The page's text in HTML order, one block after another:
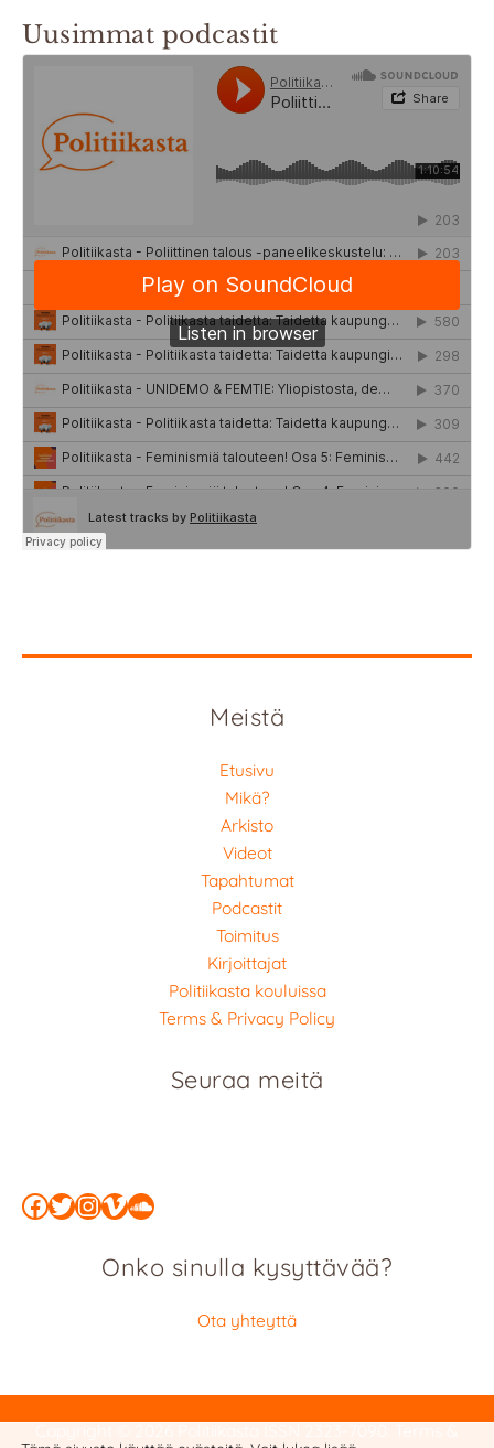
Uusimmat podcastit
Meistä
Etusivu
Mikä?
Arkisto
Videot
Tapahtumat
Podcastit
Toimitus
Kirjoittajat
Politiikasta kouluissa
Terms & Privacy Policy
Seuraa meitä
Facebook
Twitter
Instagram
Vimeo
SoundCloud
Onko sinulla kysyttävää?
Ota yhteyttä